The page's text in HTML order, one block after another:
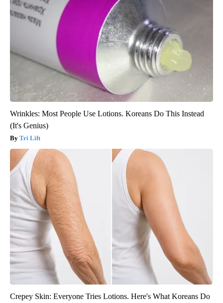
Wrinkles: Most People Use Lotions. Koreans Do This Instead
(It's Genius)
Tri Lift
Crepey Skin: Everyone Tries Lotions. Here's What Koreans Do